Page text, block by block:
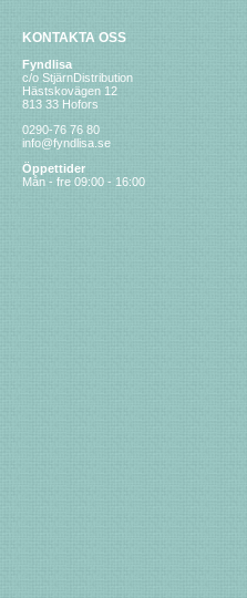
KONTAKTA OSS
Fyndlisa
c/o StjärnDistribution
Hästskovägen 12
813 33 Hofors
0290-76 76 80
info@fyndlisa.se
Öppettider
Mån - fre 09:00 - 16:00